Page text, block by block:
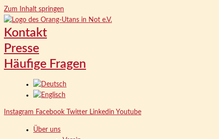
Zum Inhalt springen
Kontakt
Presse
Häufige Fragen
Instagram Facebook Twitter Linkedin Youtube
Über uns